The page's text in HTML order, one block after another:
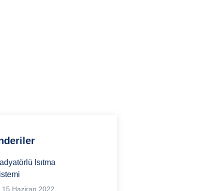
Isıtma
15 Haziran 2022